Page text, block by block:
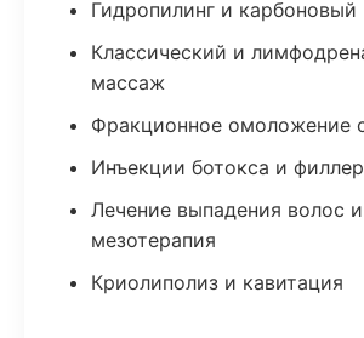
Гидропилинг и карбоновый
Классический и
массаж
Фракционное омоложение
Инъекции ботокса и
Лечение выпадения волос и
мезотерапия
Криолиполиз и кавитация